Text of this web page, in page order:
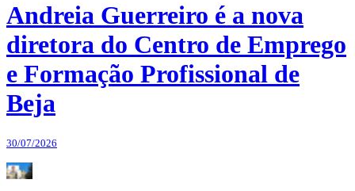
Andreia Guerreiro é a nova
diretora do Centro de Emprego
e Formação Profissional de
Beja
30/07/2026